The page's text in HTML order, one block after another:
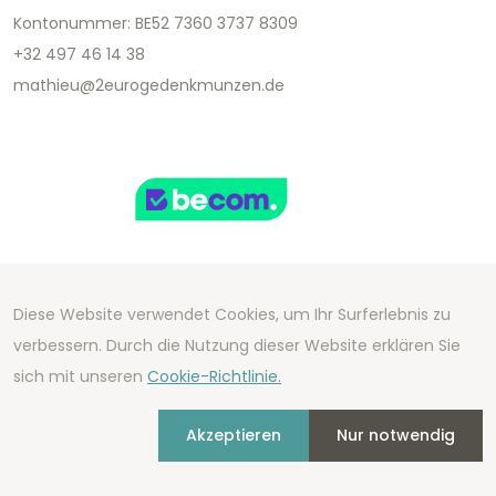
Kontonummer: BE52 7360 3737 8309
+32 497 46 14 38
mathieu@2eurogedenkmunzen.de
Copyright 2026 We Can Do Better Online BV
Development by2mprove- Content by
2eurogedenkmunzen.de
Diese Website verwendet Cookies, um Ihr Surferlebnis zu
verbessern. Durch die Nutzung dieser Website erklären Sie
sich mit unseren Cookie-Richtlinie.
Akzeptieren Nur notwendig